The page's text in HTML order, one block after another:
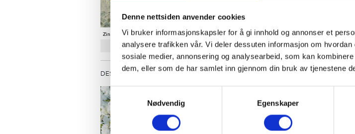
Denne nettsiden anvender cookies
Vi bruker informasjonskapsler for å gi innhold og annonser et
analysere trafikken vår. Vi deler dessuten informasjon om
sosiale medier, annonsering og analysearbeid, som kan
dem, eller som de har samlet inn gjennom din bruk av tjenestene
Samtykkevalg
Nødvendig
Egenskaper
Zinc
DESIGNER:Designers Guild|KOLLEKSJON:Peonia Lino |MATERIALE:60% Lin 30%